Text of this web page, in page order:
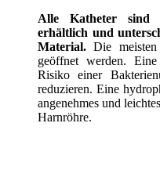
Alle Katheter
erhältlich und
Material. Die
geöffnet werden.
Risiko einer
reduzieren. Eine
angenehmes und
Harnröhre.